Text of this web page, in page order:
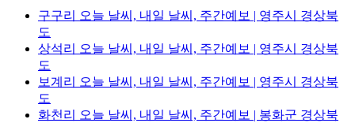
구구리 오늘 날씨, 내일 날씨, 주간예보 | 영주시 경상북
도
상석리 오늘 날씨, 내일 날씨, 주간예보 | 영주시 경상북
도
보계리 오늘 날씨, 내일 날씨, 주간예보 | 영주시 경상북
도
화천리 오늘 날씨, 내일 날씨, 주간예보 | 봉화군 경상북